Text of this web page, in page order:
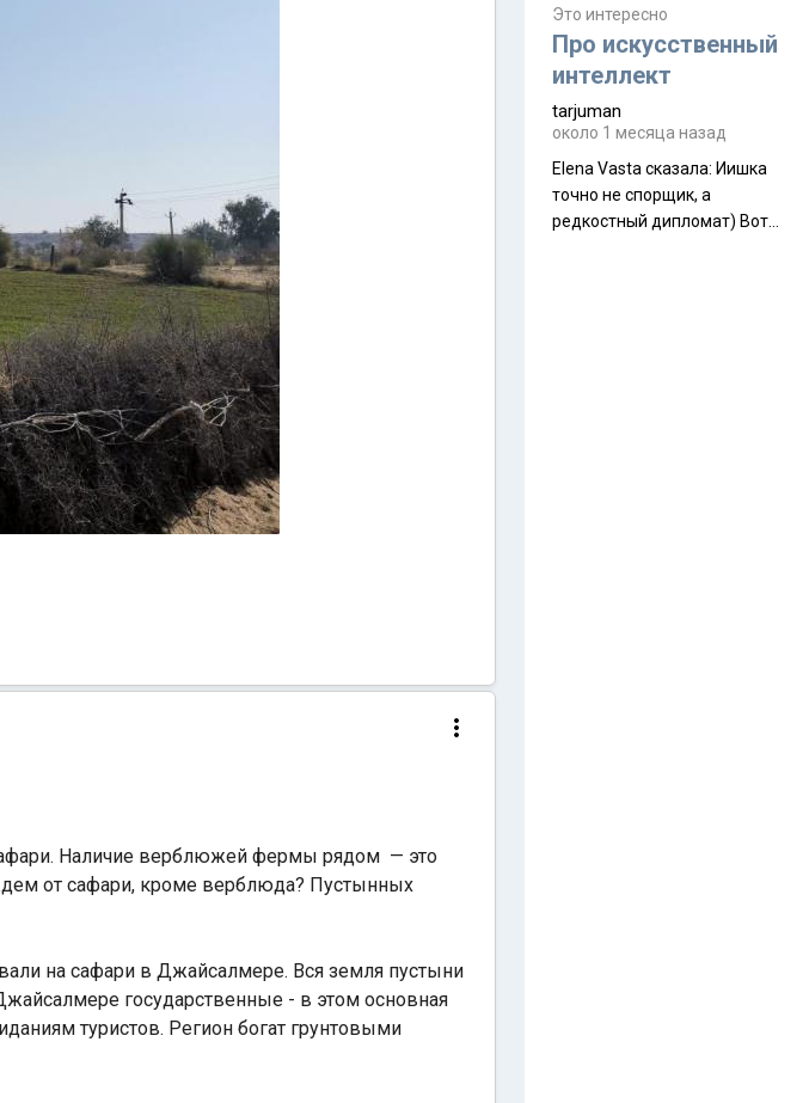
Наличие верблюжей фермы рядом — это
от сафари, кроме верблюда? Пустынных
на сафари в Джайсалмере. Вся земля пустыни
государственные - в этом основная
туристов. Регион богат грунтовыми
комплектации составляет
около 845 г. Палатка весит
менее
южной тайги
Это интересно
Про искусственный
интеллект
tarjuman
около 1 месяца назад
Elena Vasta сказалa: Иишка
точно не спорщик, а
редкостный дипломат) Вот,